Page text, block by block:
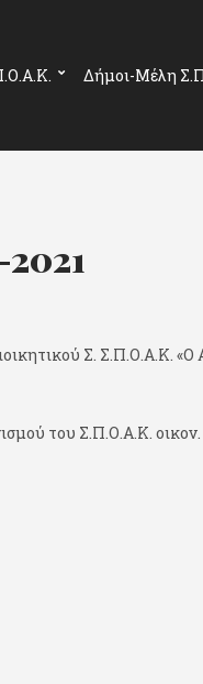
Δήμοι-Μέλη
Σ. Σ.Π.Ο.Α.Κ. «Ο
του Σ.Π.Ο.Α.Κ. οικον.